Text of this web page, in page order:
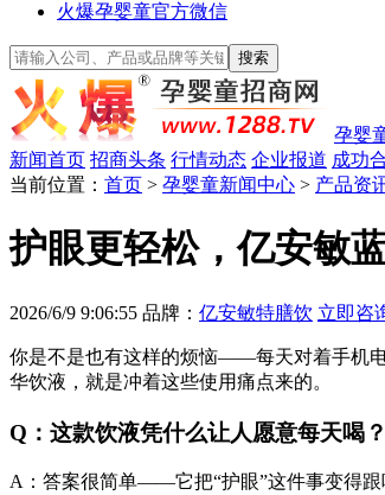
火爆孕婴童官方微信
孕婴
新闻首页 招商头条 行情动态 企业报道 成功
当前位置： 首页 > 孕婴童新闻中心 > 产品资
护眼更轻松，亿安敏
2026/6/9 9:06:55 品牌： 亿安敏特膳饮 立即咨
你是不是也有这样的烦恼——每天对着手机
华饮液，就是冲着这些使用痛点来的。
Q：这款饮液凭什么让人愿意每天喝？
A：答案很简单——它把“护眼”这件事变得跟